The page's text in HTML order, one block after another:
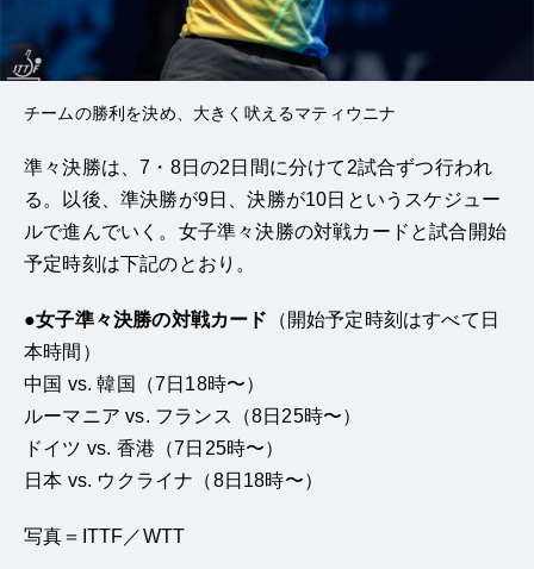
チームの勝利を決め、大きく吠えるマティウニナ
準々決勝は、7・8日の2日間に分けて2試合ずつ行われ
る。以後、準決勝が9日、決勝が10日というスケジュー
ルで進んでいく。女子準々決勝の対戦カードと試合開始
予定時刻は下記のとおり。
●女子準々決勝の対戦カード （開始予定時刻はすべて日
本時間）
中国 vs. 韓国（7日18時〜）
ルーマニア vs. フランス（8日25時〜）
ドイツ vs. 香港（7日25時〜）
日本 vs. ウクライナ（8日18時〜）
写真＝ITTF／WTT